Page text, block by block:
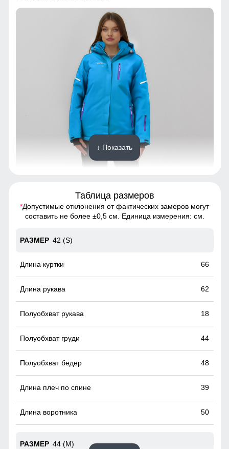
Ткань костюма обработана водоотталкивающей
пропиткой снаружи и антибактериальной внутри.
превосходную защиту при мокром снеге или ледяном
сохраняя тепло и комфорт.
Карман служит для хранения карточки Ski-Pass(
пластиковая карта с магнитным чипом применяемая на
горнолыжных курортах). Кармашек может служить местом
хранения других мелочей, например ключи или телефон.
↓ Показать
Таблица размеров
*Допустимые отклонения от фактических замеров могут
составить не более ±0,5 см. Единица измерения: см.
42 (S)
66
62
18
44
48
39
50
44 (M)